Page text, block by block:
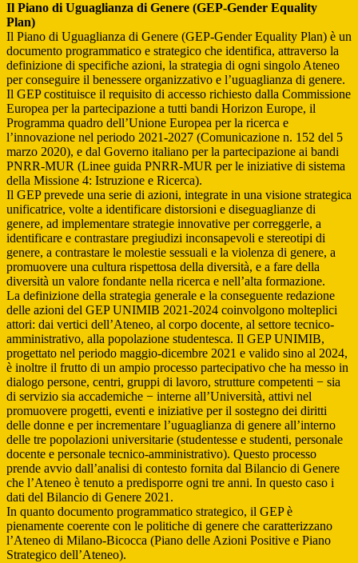
Il Piano di Uguaglianza di Genere (GEP-Gender Equality
Plan)
Il Piano di Uguaglianza di Genere (GEP-Gender Equality Plan) è un
documento programmatico e strategico che identifica, attraverso la
definizione di specifiche azioni, la strategia di ogni singolo Ateneo
per conseguire il benessere organizzativo e l’uguaglianza di genere.
Il GEP costituisce il requisito di accesso richiesto dalla Commissione
Europea per la partecipazione a tutti bandi Horizon Europe, il
Programma quadro dell’Unione Europea per la ricerca e
l’innovazione nel periodo 2021-2027 (Comunicazione n. 152 del 5
marzo 2020), e dal Governo italiano per la partecipazione ai bandi
PNRR-MUR (Linee guida PNRR-MUR per le iniziative di sistema
della Missione 4: Istruzione e Ricerca).
Il GEP prevede una serie di azioni, integrate in una visione strategica
unificatrice, volte a identificare distorsioni e diseguaglianze di
genere, ad implementare strategie innovative per correggerle, a
identificare e contrastare pregiudizi inconsapevoli e stereotipi di
genere, a contrastare le molestie sessuali e la violenza di genere, a
promuovere una cultura rispettosa della diversità, e a fare della
diversità un valore fondante nella ricerca e nell’alta formazione.
La definizione della strategia generale e la conseguente redazione
delle azioni del GEP UNIMIB 2021-2024 coinvolgono molteplici
attori: dai vertici dell’Ateneo, al corpo docente, al settore tecnico-
amministrativo, alla popolazione studentesca. Il GEP UNIMIB,
progettato nel periodo maggio-dicembre 2021 e valido sino al 2024,
è inoltre il frutto di un ampio processo partecipativo che ha messo in
dialogo persone, centri, gruppi di lavoro, strutture competenti − sia
di servizio sia accademiche − interne all’Università, attivi nel
promuovere progetti, eventi e iniziative per il sostegno dei diritti
delle donne e per incrementare l’uguaglianza di genere all’interno
delle tre popolazioni universitarie (studentesse e studenti, personale
docente e personale tecnico-amministrativo). Questo processo
prende avvio dall’analisi di contesto fornita dal Bilancio di Genere
che l’Ateneo è tenuto a predisporre ogni tre anni. In questo caso i
dati del Bilancio di Genere 2021.
In quanto documento programmatico strategico, il GEP è
pienamente coerente con le politiche di genere che caratterizzano
l’Ateneo di Milano-Bicocca (Piano delle Azioni Positive e Piano
Strategico dell’Ateneo).